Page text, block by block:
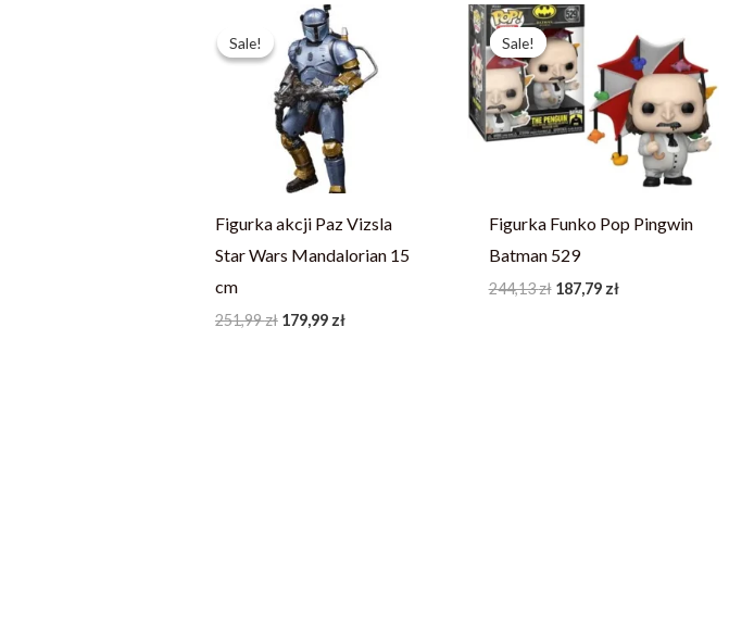
Sale!
Sale!
Figurka akcji Paz Vizsla
Star Wars Mandalorian 15
cm
251,99zł
Pierwotna
cena
wynosiła:
251,99 zł.
179,99 zł
cena
wynosi:
179,99 zł.
Sale!
Sale!
Figurka Funko Pop Pingwin
Batman 529
244,13zł
Pierwotna
cena
wynosiła:
244,13 zł.
187,79 zł
cena
wynosi:
187,79 zł.